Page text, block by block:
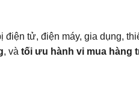
tử, điện máy, gia dụng,
, và tối ưu hành vi mua hàng